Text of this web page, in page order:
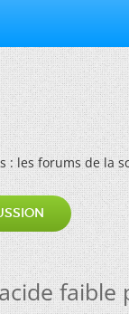
: les forums de la
faible